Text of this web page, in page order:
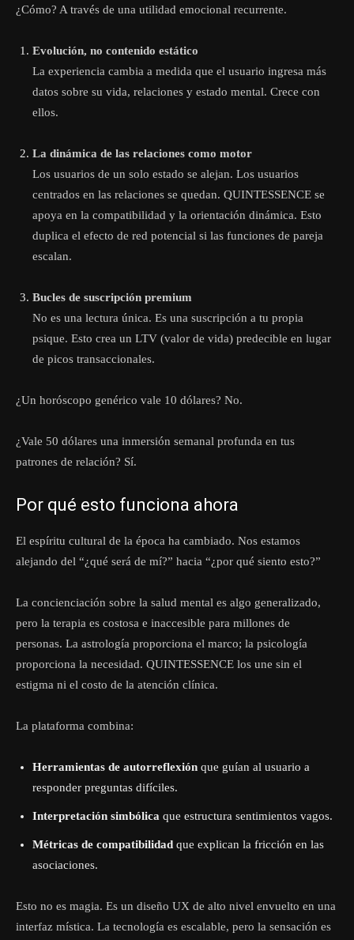
¿Cómo? A través de una utilidad emocional recurrente.
Evolución, no contenido estático
La experiencia cambia a medida que el usuario ingresa más
datos sobre su vida, relaciones y estado mental. Crece con
ellos.
La dinámica de las relaciones como motor
Los usuarios de un solo estado se alejan. Los usuarios
centrados en las relaciones se quedan. QUINTESSENCE se
apoya en la compatibilidad y la orientación dinámica. Esto
duplica el efecto de red potencial si las funciones de pareja
escalan.
Bucles de suscripción premium
No es una lectura única. Es una suscripción a tu propia
psique. Esto crea un LTV (valor de vida) predecible en lugar
de picos transaccionales.
¿Un horóscopo genérico vale 10 dólares? No.
¿Vale 50 dólares una inmersión semanal profunda en tus
patrones de relación? Sí.
Por qué esto funciona ahora
El espíritu cultural de la época ha cambiado. Nos estamos
alejando del “¿qué será de mí?” hacia “¿por qué siento esto?”
La concienciación sobre la salud mental es algo generalizado,
pero la terapia es costosa e inaccesible para millones de
personas. La astrología proporciona el marco; la psicología
proporciona la necesidad. QUINTESSENCE los une sin el
estigma ni el costo de la atención clínica.
La plataforma combina:
Herramientas de autorreflexión que guían al usuario a
responder preguntas difíciles.
Interpretación simbólica que estructura sentimientos vagos.
Métricas de compatibilidad que explican la fricción en las
asociaciones.
Esto no es magia. Es un diseño UX de alto nivel envuelto en una
interfaz mística. La tecnología es escalable, pero la sensación es